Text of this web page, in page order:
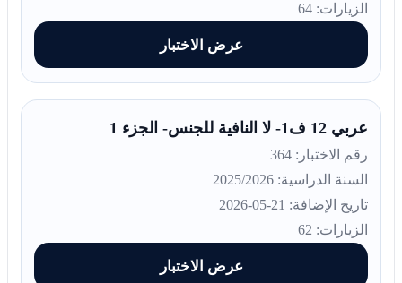
الزيارات: 64
عرض الاختبار
عربي 12 ف1- لا النافية للجنس- الجزء 1
رقم الاختبار: 364
السنة الدراسية: 2025/2026
تاريخ الإضافة: 21-05-2026
الزيارات: 62
عرض الاختبار